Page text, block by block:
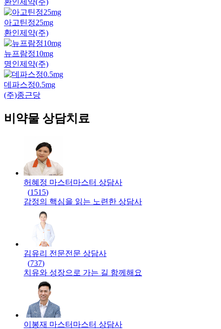
환인제약(주)
아고틴정25mg
환인제약(주)
뉴프람정10mg
명인제약(주)
데파스정0.5mg
(주)종근당
비약물 상담치료
허혜정 마스터 마스터 상담사
(1515)
감정의 핵심을 읽는 노련한 상담사
김유리 전문전문 상담사
(737)
치유와 성장으로 가는 길 함께해요
이봉재 마스터 마스터 상담사